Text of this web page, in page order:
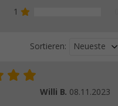
1
Sortieren: Neueste
Willi B. 08.11.2023